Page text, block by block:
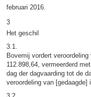
februari 2016.
3
Het geschil
3.1.
Bovemij vordert
112.898,64, vermeerderd
dag der dagvaarding tot de
veroordeling van